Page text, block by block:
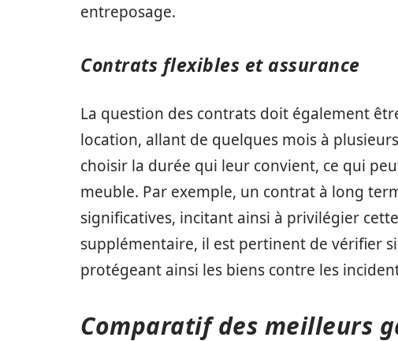
entreposage.
Contrats flexibles et assurance
La question des contrats doit également
location, allant de quelques mois à
choisir la durée qui leur convient, ce qui
meuble. Par exemple, un contrat à long
significatives, incitant ainsi à privilégier
supplémentaire, il est pertinent de vérifier
protégeant ainsi les biens contre les
Comparatif des meilleurs